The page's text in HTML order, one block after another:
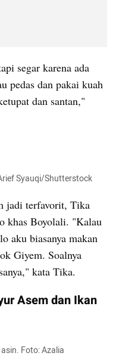
segar karena ada
pedas dan pakai kuah
dan santan,"
Syauqi/Shutterstock
jadi terfavorit, Tika
khas Boyolali. "Kalau
aku biasanya makan
Giyem. Soalnya
kata Tika.
Asem dan Ikan
Foto: Azalia